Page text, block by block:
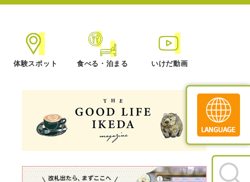
体験スポット 食べる・泊まる いけだ動画
Translate
»